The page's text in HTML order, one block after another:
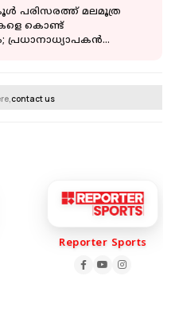
പരിസരത്ത് മലമൂത്ര
കൊണ്ട്
പ്രധാനാധ്യാപകൻ
contact us
Reporter Sports